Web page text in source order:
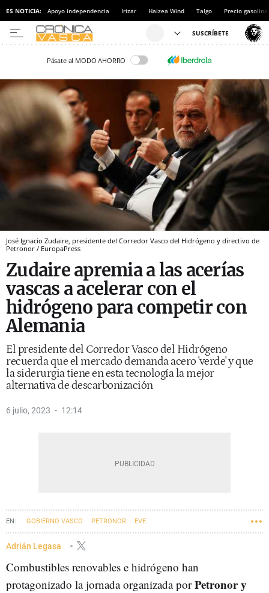
ES NOTICIA: Apoyo independencia Irizar Haizea Wind Talgo Precio gasolina
Pásate al MODO AHORRO
José Ignacio Zudaire, presidente del Corredor Vasco del Hidrógeno y directivo de
Petronor / EuropaPress
Zudaire apremia a las acerías
vascas a acelerar con el
hidrógeno para competir con
Alemania
El presidente del Corredor Vasco del Hidrógeno
recuerda que el mercado demanda acero 'verde' y que
la siderurgia tiene en esta tecnología la mejor
alternativa de descarbonización
6 julio, 2023 12:14
GOBIERNO VASCO PETRONOR EVE
CORREDOR VASCO DEL HIDRÓGENO
Adrián Legasa
Combustibles renovables e hidrógeno han
protagonizado la jornada organizada porPetronor y